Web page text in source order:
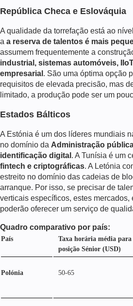
República Checa e Eslováquia
A qualidade da torrefação está ao
a a reserva de talentos é mais
assumem frequentemente a
industrial, sistemas automóveis,
empresarial . São uma óptima opção
requisitos de elevada precisão, mas
limitado, a produção pode ser um
Estados Bálticos
A Estónia é um dos líderes mundiais
no domínio da Administração
identificação digital . A Tunísia é um
fintech e criptográficas. A Letónia
estreito no domínio das cadeias de
arranque. Por isso, se precisar de
verticais específicos, estes mercados,
poderão oferecer um serviço de
Quadro comparativo por país:
País
Taxa horária média para
posição Sénior (USD)
Polónia 50-65